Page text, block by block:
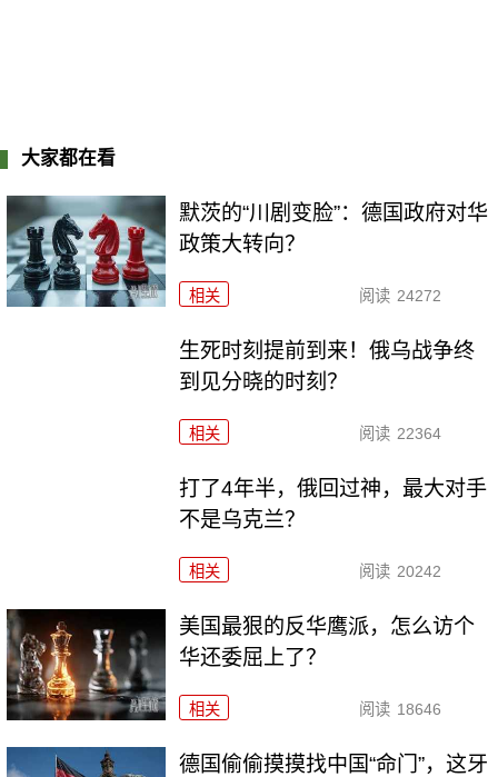
大家都在看
默茨的“川剧变脸”：德国政府对华
政策大转向？
相关 阅读 24272
生死时刻提前到来！俄乌战争终
到见分晓的时刻？
相关 阅读 22364
打了4年半，俄回过神，最大对手
不是乌克兰？
相关 阅读 20242
美国最狠的反华鹰派，怎么访个
华还委屈上了？
相关 阅读 18646
德国偷偷摸摸找中国“命门”，这牙